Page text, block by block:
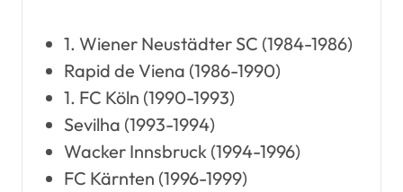
1. Wiener Neustädter SC (1984-1986)
Rapid de Viena (1986-1990)
1. FC Köln (1990-1993)
Sevilha (1993-1994)
Wacker Innsbruck (1994-1996)
FC Kärnten (1996-1999)